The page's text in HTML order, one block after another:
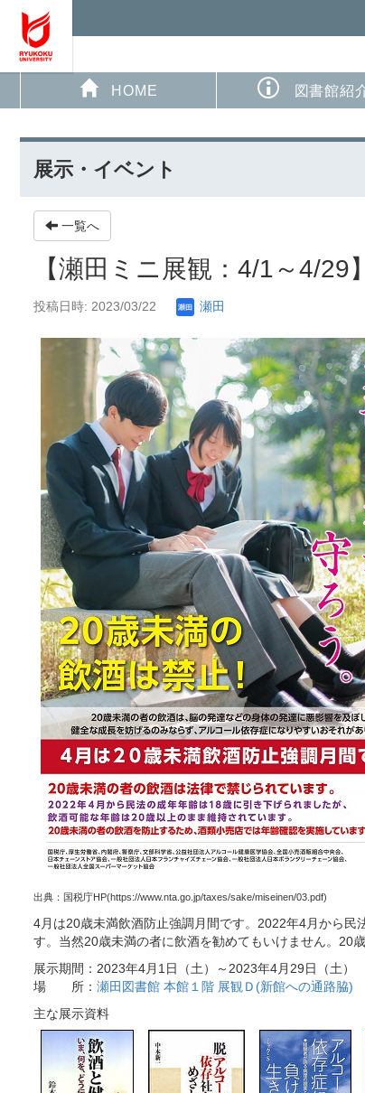
HOME 図書館紹
展示・イベント
一覧へ
【瀬田ミニ展観：4/1～4/
投稿日時: 2023/03/22 瀬田
出典：国税庁HP(https://www.nta.go.jp/taxes/sake/miseinen/03.pdf)
4月は20歳未満飲酒防止強調月間です。2022年4月から
す。当然20歳未満の者に飲酒を勧めてもいけません。20
展示期間：2023年4月1日（土）～2023年4月29日（土）
場 所： 瀬田図書館 本館１階 展観Ｄ(新館への通路脇)
主な展示資料